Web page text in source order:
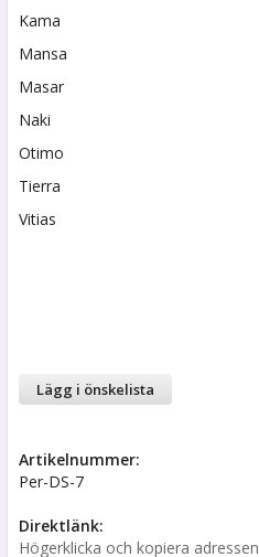
Kama
Mansa
Masar
Naki
Otimo
Tierra
Vitias
Lägg i önskelista
Artikelnummer:
Per-DS-7
Direktlänk:
Högerklicka och kopiera adressen